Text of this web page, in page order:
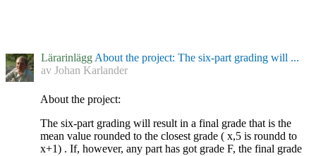
Lärarinlägg About the project: The six-part grading will ...
av Johan Karlander
About the project:
The six-part grading will result in a final grade that is the
mean value rounded to the closest grade ( x,5 is roundd to
x+1) . If, however, any part has got grade F, the final grade